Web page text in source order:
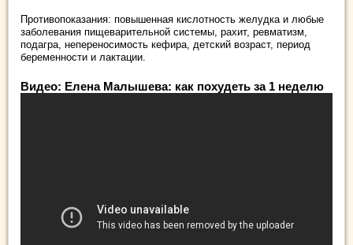
Противопоказания: повышенная кислотность желудка и любые
заболевания пищеварительной системы, рахит, ревматизм,
подагра, непереносимость кефира, детский возраст, период
беременности и лактации.
Видео: Елена Малышева: как похудеть за 1 неделю